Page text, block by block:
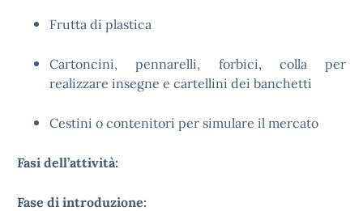
Frutta di plastica
Cartoncini, pennarelli, forbici, colla per
realizzare insegne e cartellini dei banchetti
Cestini o contenitori per simulare il mercato
Fasi dell’attività:
Fase di introduzione: